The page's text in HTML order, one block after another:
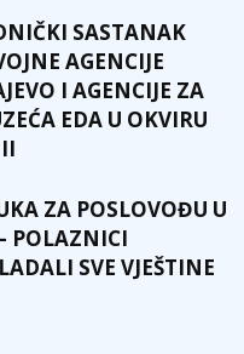
SASTANAK
AGENCIJE
I AGENCIJE ZA
EDA U OKVIRU
ZA POSLOVOĐU U
POLAZNICI
SVE VJEŠTINE